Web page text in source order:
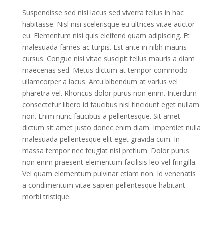
Suspendisse sed nisi lacus sed viverra tellus in hac
habitasse. Nisl nisi scelerisque eu ultrices vitae auctor
eu. Elementum nisi quis eleifend quam adipiscing. Et
malesuada fames ac turpis. Est ante in nibh mauris
cursus. Congue nisi vitae suscipit tellus mauris a diam
maecenas sed. Metus dictum at tempor commodo
ullamcorper a lacus. Arcu bibendum at varius vel
pharetra vel. Rhoncus dolor purus non enim. Interdum
consectetur libero id faucibus nisl tincidunt eget nullam
non. Enim nunc faucibus a pellentesque. Sit amet
dictum sit amet justo donec enim diam. Imperdiet nulla
malesuada pellentesque elit eget gravida cum. In
massa tempor nec feugiat nisl pretium. Dolor purus
non enim praesent elementum facilisis leo vel fringilla.
Vel quam elementum pulvinar etiam non. Id venenatis
a condimentum vitae sapien pellentesque habitant
morbi tristique.